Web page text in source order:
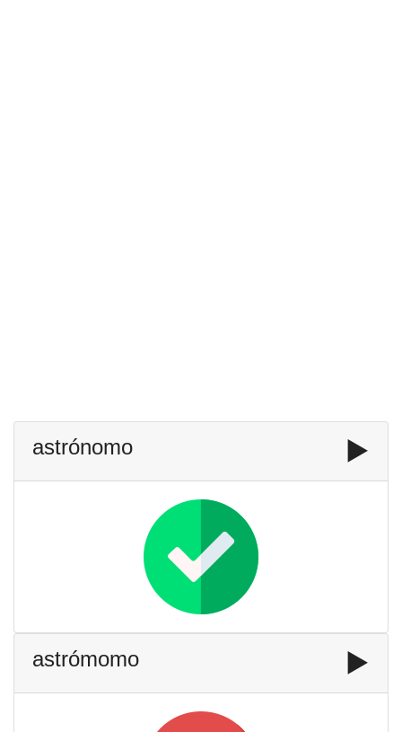
astrónomo ▶️
astrómomo ▶️